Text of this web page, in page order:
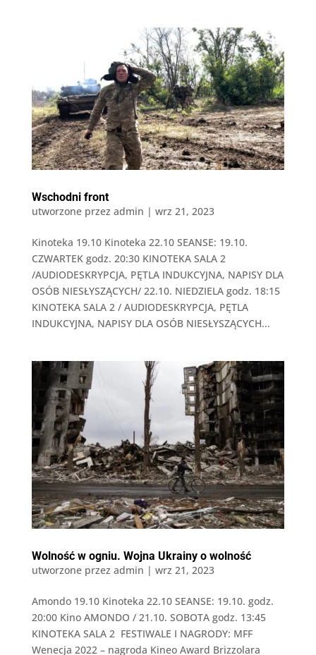
Wschodni front
utworzone przez admin | wrz 21, 2023
Kinoteka 19.10 Kinoteka 22.10 SEANSE: 19.10.
CZWARTEK godz. 20:30 KINOTEKA SALA 2
/AUDIODESKRYPCJA, PĘTLA INDUKCYJNA, NAPISY DLA
OSÓB NIESŁYSZĄCYCH/ 22.10. NIEDZIELA godz. 18:15
KINOTEKA SALA 2 / AUDIODESKRYPCJA, PĘTLA
INDUKCYJNA, NAPISY DLA OSÓB NIESŁYSZĄCYCH...
Wolność w ogniu. Wojna Ukrainy o wolność
utworzone przez admin | wrz 21, 2023
Amondo 19.10 Kinoteka 22.10 SEANSE: 19.10. godz.
20:00 Kino AMONDO / 21.10. SOBOTA godz. 13:45
KINOTEKA SALA 2 FESTIWALE I NAGRODY: MFF
Wenecja 2022 – nagroda Kineo Award Brizzolara